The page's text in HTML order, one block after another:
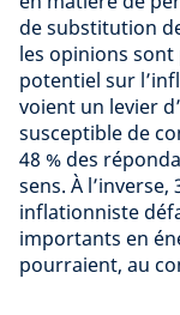
de substitution
les opinions
potentiel sur
voient un levier
susceptible de
48 % des
sens. À
inflationniste
importants en
pourraient, au